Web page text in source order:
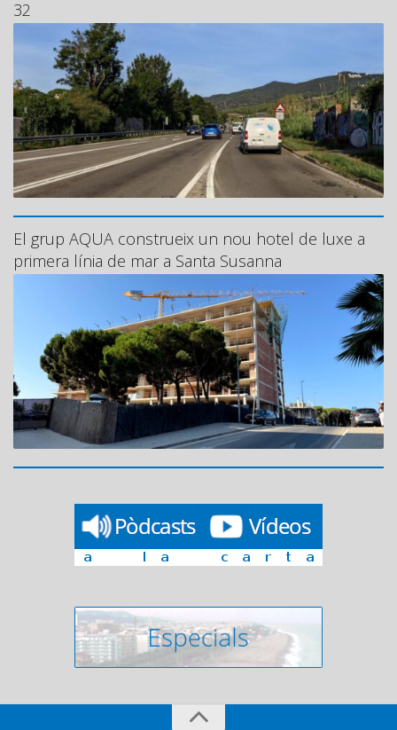
32
El grup AQUA construeix un nou hotel de luxe a
primera línia de mar a Santa Susanna